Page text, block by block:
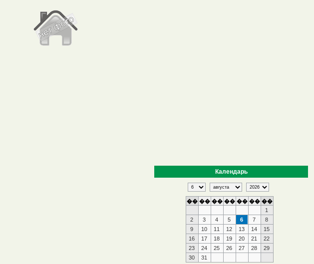
Календарь
�� �� �� �� �� �� ��
1
2
3 4 5 6 7
8
9
10 11 12 13 14
15
16
17 18 19 20 21
22
23
24 25 26 27 28
29
30
31